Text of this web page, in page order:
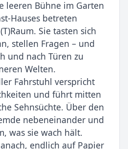
leeren Bühne im Garten
Hauses betreten
Sie tasten sich
stellen Fragen – und
und nach Türen zu
Welten.
Fahrstuhl verspricht
und führt mitten
Sehnsüchte. Über den
nebeneinander und
was sie wach hält.
endlich auf Papier